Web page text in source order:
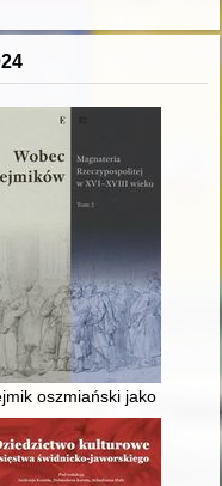
dotyczące wyjścia z
oszmiański jako forum